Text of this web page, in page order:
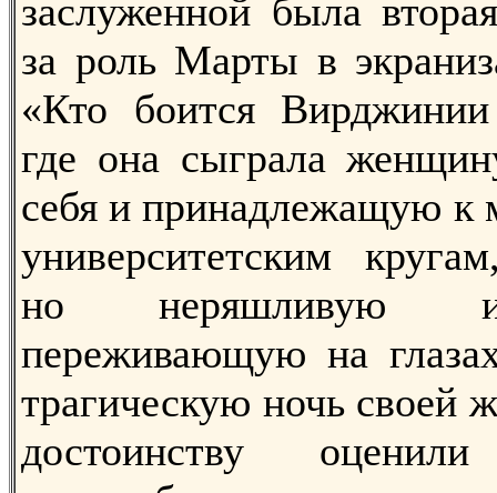
заслуженной была
за роль Марты в
«Кто боится
где она сыграла
себя и принадлежащую к
университетским
но неряшливую и
переживающую на
трагическую ночь своей
достоинству